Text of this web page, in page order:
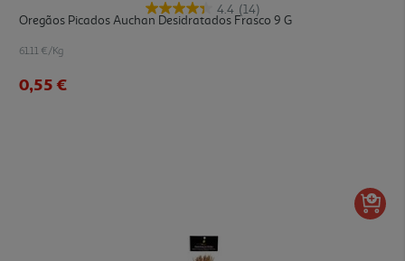
4.4 (14)
Oregãos Picados Auchan Desidratados Frasco 9 G
61.11 €/Kg
0,55 €